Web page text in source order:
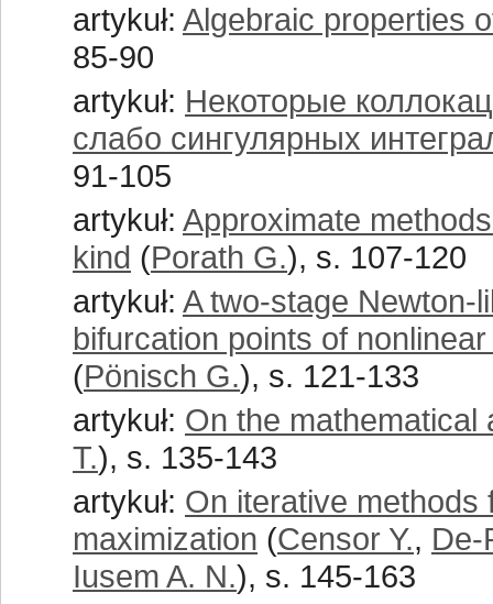
artykuł: Algebraic properties
85-90
artykuł: Некоторые
слабо сингулярных
91-105
artykuł: Approximate
kind (Porath G.), s. 107-120
artykuł: A two-stage Newton-
bifurcation points of
(Pönisch G.), s. 121-133
artykuł: On the mathematical
T.), s. 135-143
artykuł: On iterative methods
maximization (Censor Y., De-
Iusem A. N.), s. 145-163